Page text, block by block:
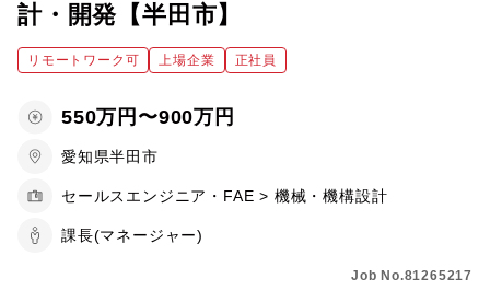
計・開発【半田市】
リモートワーク可 上場企業 正社員
550万円〜900万円
愛知県半田市
セールスエンジニア・FAE > 機械・機構設計
課長(マネージャー)
Job No.81265217